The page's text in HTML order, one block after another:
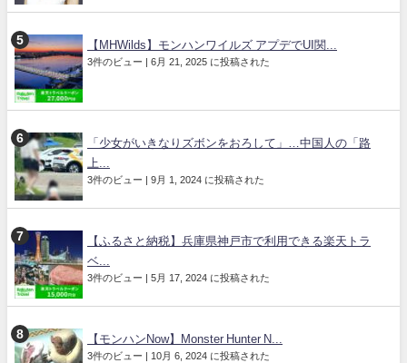
【MHWilds】モンハンワイルズ アプデでUI関...
3件のビュー 6月 21, 2025 に投稿された
「少女がいきなりズボンをおろして」…中国人の「路
上...
3件のビュー 9月 1, 2024 に投稿された
【ふるさと納税】兵庫県神戸市で利用できる楽天トラ
ベ...
3件のビュー 5月 17, 2024 に投稿された
【モンハンNow】Monster Hunter N...
3件のビュー 10月 6, 2024 に投稿された